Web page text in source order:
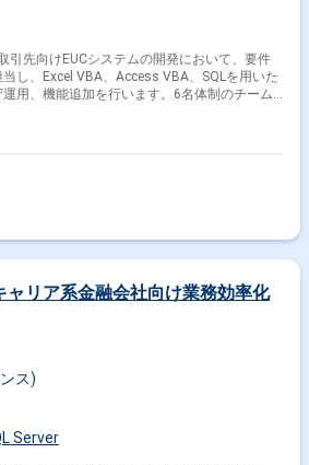
し、Excel VBA、Access VBA、SQLを用いた
用、機能追加を行います。6名体制のチーム
システム設計を行い、デー
アル作成
ャリア系金融会社向け業務効率化
ス)
Server